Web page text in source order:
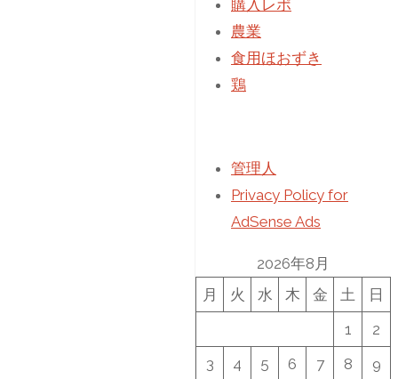
購入レポ
農業
食用ほおずき
鶏
管理人
Privacy Policy for
AdSense Ads
2026年8月
月
火 水 木 金 土
日
1
2
3
4 5 6 7 8
9